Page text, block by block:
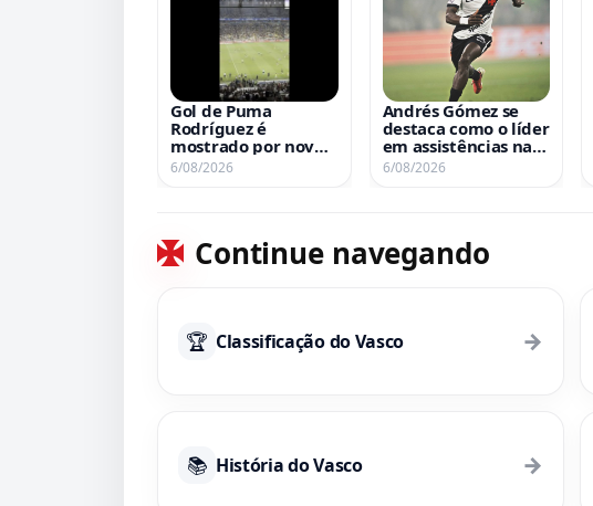
Gol de Puma
Rodríguez é
mostrado por novo
ângulo
6/08/2026
Andrés Gómez se
destaca como o líder
em assistências na
história da Copa do
6/08/2026
Continue navegando
🏆 Classificação do Vasco →
📚 História do Vasco →